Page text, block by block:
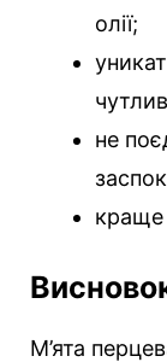
олії;
не
краще
М’ята